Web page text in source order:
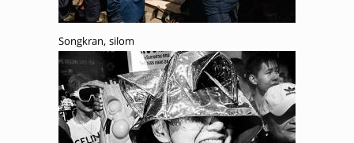
Songkran, silom